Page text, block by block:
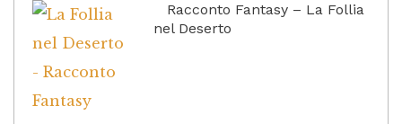
Racconto Fantasy – La Follia
nel Deserto